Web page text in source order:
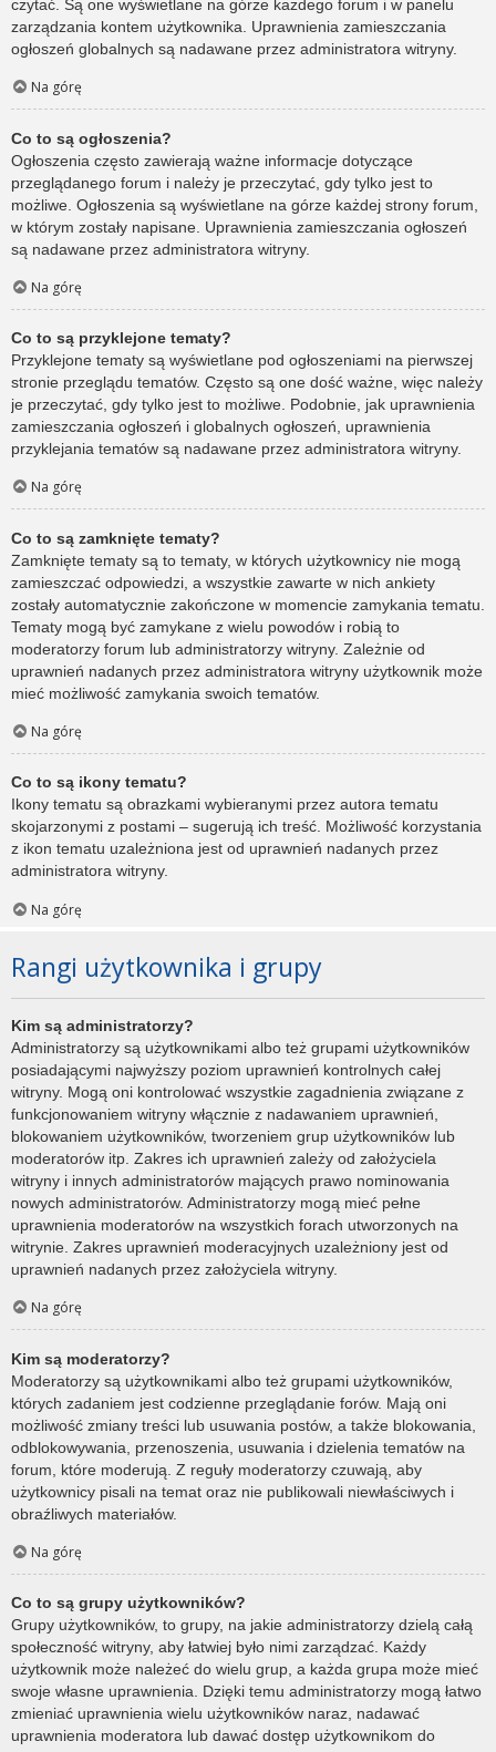
czytać. Są one wyświetlane na górze każdego forum i w panelu
zarządzania kontem użytkownika. Uprawnienia zamieszczania
ogłoszeń globalnych są nadawane przez administratora witryny.
Na górę
Co to są ogłoszenia?
Ogłoszenia często zawierają ważne informacje dotyczące
przeglądanego forum i należy je przeczytać, gdy tylko jest to
możliwe. Ogłoszenia są wyświetlane na górze każdej strony forum,
w którym zostały napisane. Uprawnienia zamieszczania ogłoszeń
są nadawane przez administratora witryny.
Na górę
Co to są przyklejone tematy?
Przyklejone tematy są wyświetlane pod ogłoszeniami na pierwszej
stronie przeglądu tematów. Często są one dość ważne, więc należy
je przeczytać, gdy tylko jest to możliwe. Podobnie, jak uprawnienia
zamieszczania ogłoszeń i globalnych ogłoszeń, uprawnienia
przyklejania tematów są nadawane przez administratora witryny.
Na górę
Co to są zamknięte tematy?
Zamknięte tematy są to tematy, w których użytkownicy nie mogą
zamieszczać odpowiedzi, a wszystkie zawarte w nich ankiety
zostały automatycznie zakończone w momencie zamykania tematu.
Tematy mogą być zamykane z wielu powodów i robią to
moderatorzy forum lub administratorzy witryny. Zależnie od
uprawnień nadanych przez administratora witryny użytkownik może
mieć możliwość zamykania swoich tematów.
Na górę
Co to są ikony tematu?
Ikony tematu są obrazkami wybieranymi przez autora tematu
skojarzonymi z postami – sugerują ich treść. Możliwość korzystania
z ikon tematu uzależniona jest od uprawnień nadanych przez
administratora witryny.
Na górę
Rangi użytkownika i grupy
Kim są administratorzy?
Administratorzy są użytkownikami albo też grupami użytkowników
posiadającymi najwyższy poziom uprawnień kontrolnych całej
witryny. Mogą oni kontrolować wszystkie zagadnienia związane z
funkcjonowaniem witryny włącznie z nadawaniem uprawnień,
blokowaniem użytkowników, tworzeniem grup użytkowników lub
moderatorów itp. Zakres ich uprawnień zależy od założyciela
witryny i innych administratorów mających prawo nominowania
nowych administratorów. Administratorzy mogą mieć pełne
uprawnienia moderatorów na wszystkich forach utworzonych na
witrynie. Zakres uprawnień moderacyjnych uzależniony jest od
uprawnień nadanych przez założyciela witryny.
Na górę
Kim są moderatorzy?
Moderatorzy są użytkownikami albo też grupami użytkowników,
których zadaniem jest codzienne przeglądanie forów. Mają oni
możliwość zmiany treści lub usuwania postów, a także blokowania,
odblokowywania, przenoszenia, usuwania i dzielenia tematów na
forum, które moderują. Z reguły moderatorzy czuwają, aby
użytkownicy pisali na temat oraz nie publikowali niewłaściwych i
obraźliwych materiałów.
Na górę
Co to są grupy użytkowników?
Grupy użytkowników, to grupy, na jakie administratorzy dzielą całą
społeczność witryny, aby łatwiej było nimi zarządzać. Każdy
użytkownik może należeć do wielu grup, a każda grupa może mieć
swoje własne uprawnienia. Dzięki temu administratorzy mogą łatwo
zmieniać uprawnienia wielu użytkowników naraz, nadawać
uprawnienia moderatora lub dawać dostęp użytkownikom do